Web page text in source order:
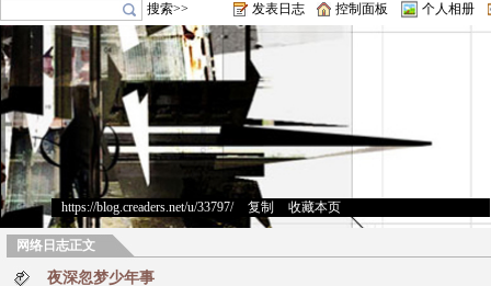
搜索>> 发表日志 控制面板 个人相册
https://blog.creaders.net/u/33797/> 复制 收藏本页
网络日志正文
夜深忽梦少年事